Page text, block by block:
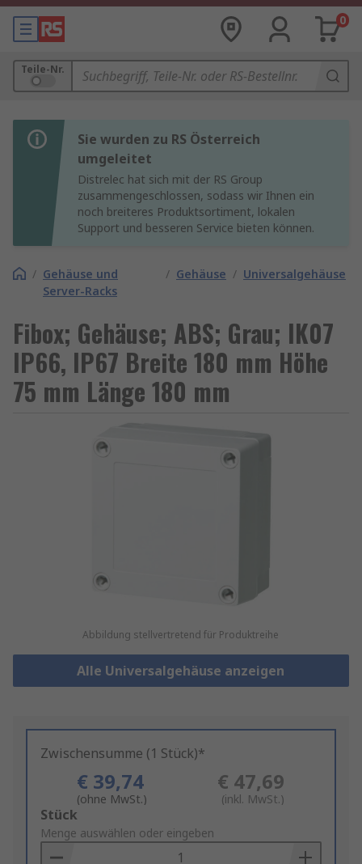
0
Teile-Nr.
Sie wurden zu RS Österreich
umgeleitet
Distrelec hat sich mit der RS Group
zusammengeschlossen, sodass wir Ihnen ein
noch breiteres Produktsortiment, lokalen
Support und besseren Service bieten können.
/ Gehäuse und
Server-Racks
/ Gehäuse / Universalgehäuse
Fibox; Gehäuse; ABS; Grau; IK07
IP66, IP67 Breite 180 mm Höhe
75 mm Länge 180 mm
Abbildung stellvertretend für Produktreihe
Alle Universalgehäuse anzeigen
Zwischensumme (1 Stück)*
€ 39,74
(ohne MwSt.)
€ 47,69
(inkl. MwSt.)
Add
to
Basket
Stück
Menge auswählen oder eingeben